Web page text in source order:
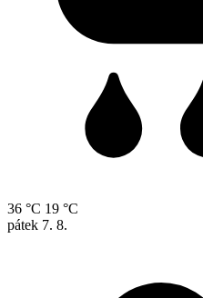
36 °C 19 °C
pátek 7. 8.